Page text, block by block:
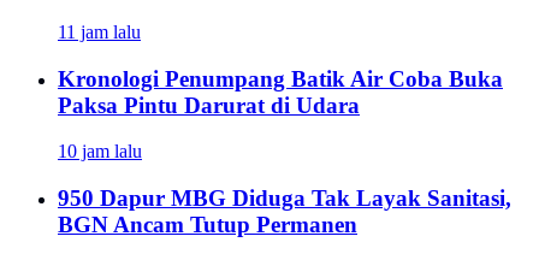
11 jam lalu
Kronologi Penumpang Batik Air Coba Buka
Paksa Pintu Darurat di Udara
10 jam lalu
950 Dapur MBG Diduga Tak Layak Sanitasi,
BGN Ancam Tutup Permanen